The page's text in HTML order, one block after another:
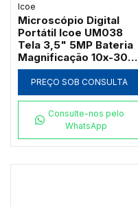
Icoe
Microscópio Digital
Portátil Icoe UM038
Tela 3,5" 5MP Bateria
Magnificação 10x-300x
e Iluminação LED
PREÇO SOB CONSULTA
Consulte-nos pelo
WhatsApp